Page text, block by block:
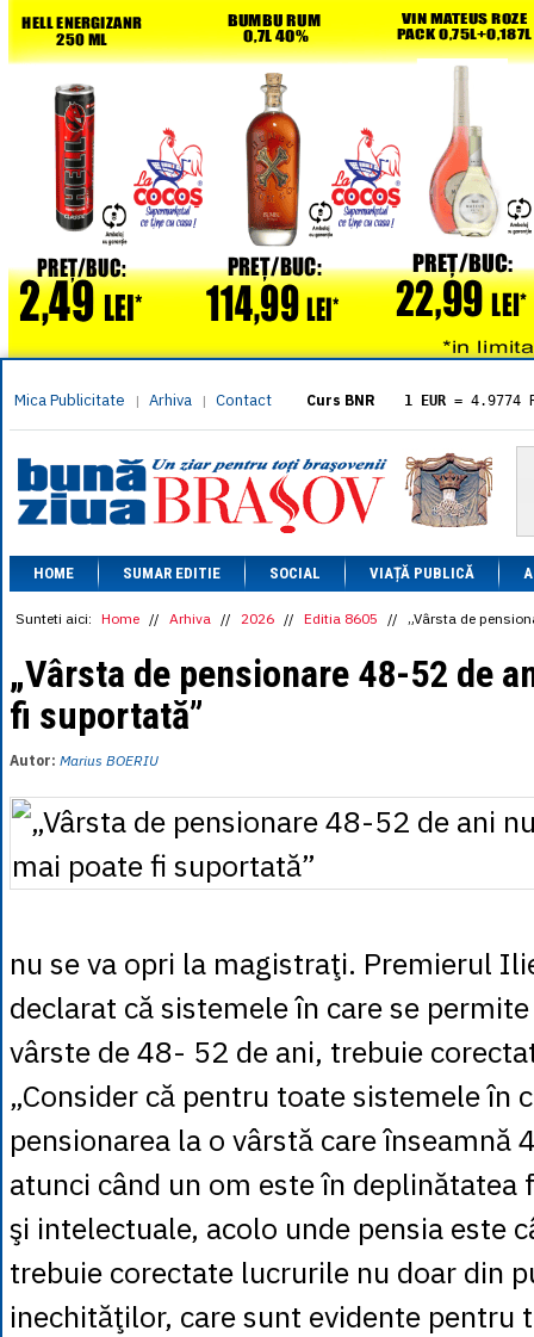
Mica Publicitate | Arhiva | Contact Curs BNR 1 EUR = 4.9774
= 5.8304
1 XAU= 464.4611
1 AED= 1.1933
1 AUD= 2.7957
1 BGN= 2.5449
1 CAD= 3.1559
1 CHF= 5.2813
1 CNY= 0.6015
1 DKK = 0.6668
1 EGP= 0.0860
1 MXN
= 0.2227
1 NOK= 0.4191
1 RSD= 0.0425
1 TRY= 0.1141
1 XDR = 5.9383
1 ZAR = 0.2318
HOME SUMAR EDITIE SOCIAL VIAȚĂ PUBLICĂ
Sunteti aici: Home // Arhiva // 2026 // Editia 8605 // „Vârsta de
„Vârsta de pensionare 48-52 de
fi suportată”
Autor: Marius BOERIU
nu se va opri la magistraţi. Premierul
declarat că sistemele în care se
vârste de 48- 52 de ani, trebuie
„Consider că pentru toate sistemele în
pensionarea la o vârstă care înseamnă
atunci când un om este în
şi intelectuale, acolo unde pensia este
trebuie corectate lucrurile nu doar din
inechităţilor, care sunt evidente pentru